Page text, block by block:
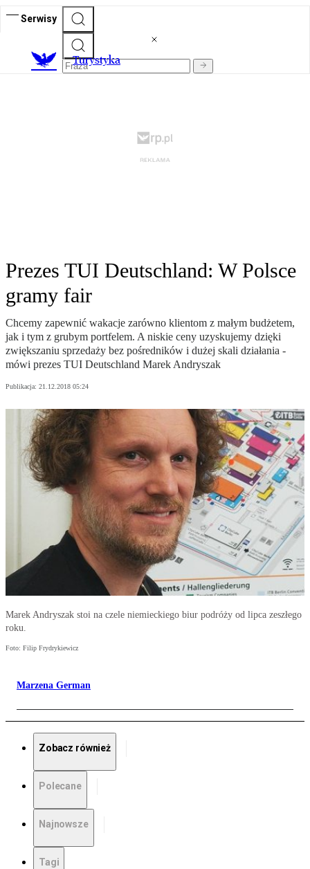
Serwisy
Turystyka
Prezes TUI Deutschland: W Polsce
gramy fair
Chcemy zapewnić wakacje zarówno klientom z małym budżetem,
jak i tym z grubym portfelem. A niskie ceny uzyskujemy dzięki
zwiększaniu sprzedaży bez pośredników i dużej skali działania -
mówi prezes TUI Deutschland Marek Andryszak
Publikacja: 21.12.2018 05:24
Marek Andryszak stoi na czele niemieckiego biur podróży od lipca zeszłego
roku.
Foto: Filip Frydrykiewicz
Marzena German
Zobacz również
Polecane
Najnowsze
Tagi